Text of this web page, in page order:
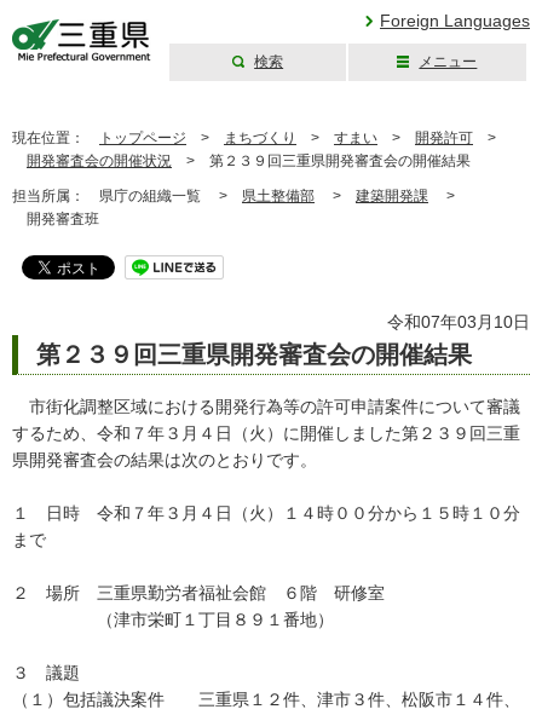
Foreign Languages
検索 メニュー
現在位置： トップページ > まちづくり > すまい > 開発許可 >
開発審査会の開催状況 > 第２３９回三重県開発審査会の開催結果
担当所属： 県庁の組織一覧 > 県土整備部 > 建築開発課 >
開発審査班
令和07年03月10日
第２３９回三重県開発審査会の開催結果
市街化調整区域における開発行為等の許可申請案件について審議
するため、令和７年３月４日（火）に開催しました第２３９回三重
県開発審査会の結果は次のとおりです。
１ 日時 令和７年３月４日（火）１４時００分から１５時１０分
まで
２ 場所 三重県勤労者福祉会館 ６階 研修室
（津市栄町１丁目８９１番地）
３ 議題
（１）包括議決案件 三重県１２件、津市３件、松阪市１４件、